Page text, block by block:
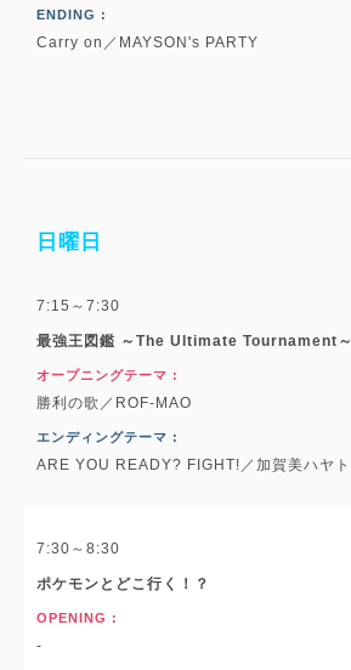
ENDING :
Carry on／MAYSON's PARTY
日曜日
7:15～7:30
最強王図鑑 ～The Ultimate Tournament～
オープニングテーマ :
勝利の歌／ROF-MAO
エンディングテーマ :
ARE YOU READY? FIGHT!／加賀美ハヤト
7:30～8:30
ポケモンとどこ行く！？
OPENING :
-